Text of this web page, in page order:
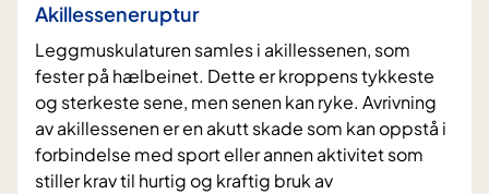
Akillesseneruptur
Leggmuskulaturen samles i akillessenen, som
fester på hælbeinet. Dette er kroppens tykkeste
og sterkeste sene, men senen kan ryke. Avrivning
av akillessenen er en akutt skade som kan oppstå i
forbindelse med sport eller annen aktivitet som
stiller krav til hurtig og kraftig bruk av